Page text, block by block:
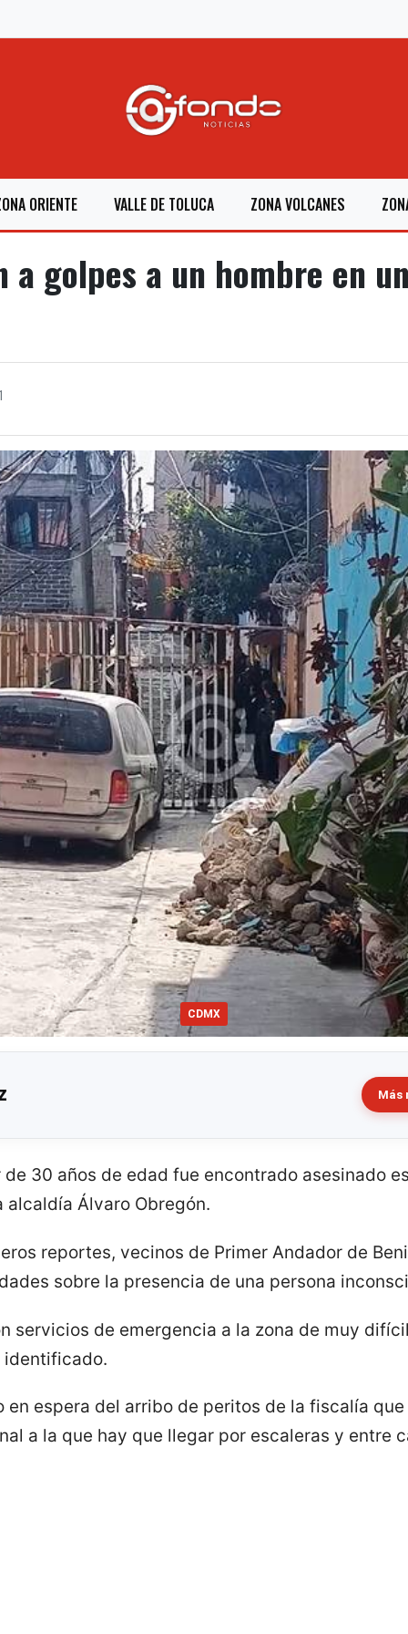
ORIENTE VALLE DE TOLUCA ZONA VOLCANES
a golpes a un hombre en
CDMX
Más
30 años de edad fue encontrado asesinado
alcaldía Álvaro Obregón.
reportes, vecinos de Primer Andador de
sobre la presencia de una persona
servicios de emergencia a la zona de muy
identificado.
en espera del arribo de peritos de la fiscalía
a la que hay que llegar por escaleras y entre